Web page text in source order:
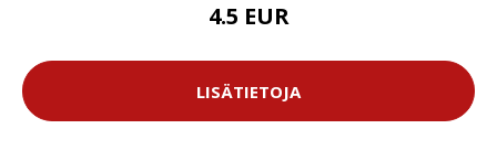
4.5 EUR
LISÄTIETOJA